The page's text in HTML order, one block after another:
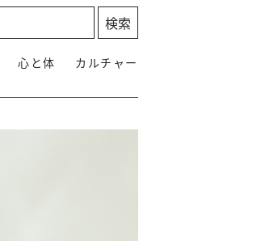
心と体 カルチャー